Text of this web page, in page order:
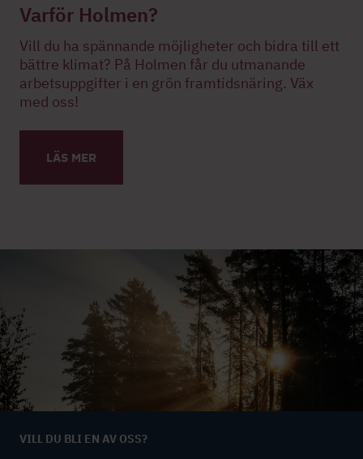
Varför Holmen?
Vill du ha spännande möjligheter och bidra till ett
bättre klimat? På Holmen får du utmanande
arbetsuppgifter i en grön framtidsnäring. Väx
med oss!
LÄS MER
VILL DU BLI EN AV OSS?